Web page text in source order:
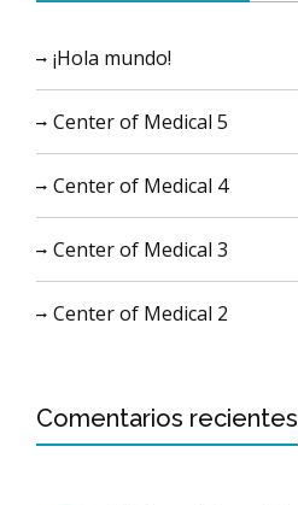
¡Hola mundo!
Center of Medical 5
Center of Medical 4
Center of Medical 3
Center of Medical 2
Comentarios recientes